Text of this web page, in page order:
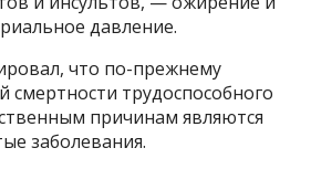
давление.
что по-прежнему
трудоспособного
причинам являются
заболевания.